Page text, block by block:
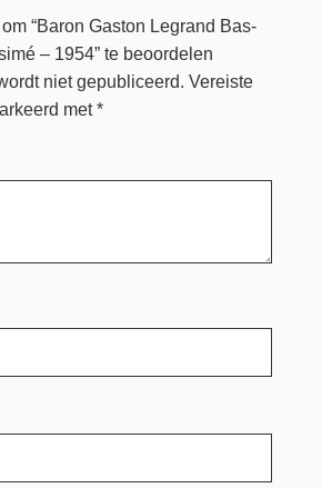
“Baron Gaston Legrand Bas-
– 1954” te beoordelen
niet gepubliceerd. Vereiste
met*